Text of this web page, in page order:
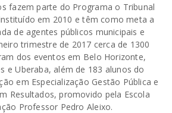
fazem parte do Programa o Tribunal
em 2010 e têm como meta a
de agentes públicos municipais e
trimestre de 2017 cerca de 1300
dos eventos em Belo Horizonte,
e Uberaba, além de 183 alunos do
em Especialização Gestão Pública e
Resultados, promovido pela Escola
Professor Pedro Aleixo.